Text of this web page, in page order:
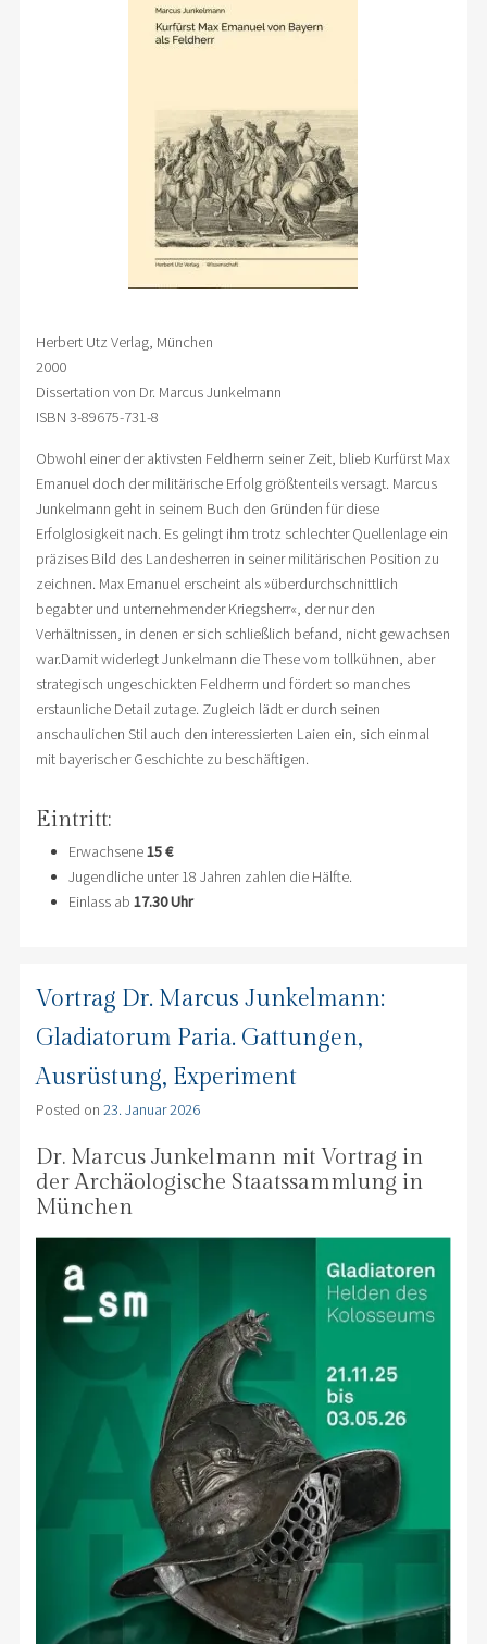
Herbert Utz Verlag, München
2000
Dissertation von Dr. Marcus Junkelmann
ISBN 3-89675-731-8
Obwohl einer der aktivsten Feldherrn seiner Zeit, blieb Kurfürst Max
Emanuel doch der militärische Erfolg größtenteils versagt. Marcus
Junkelmann geht in seinem Buch den Gründen für diese
Erfolglosigkeit nach. Es gelingt ihm trotz schlechter Quellenlage ein
präzises Bild des Landesherren in seiner militärischen Position zu
zeichnen. Max Emanuel erscheint als »überdurchschnittlich
begabter und unternehmender Kriegsherr«, der nur den
Verhältnissen, in denen er sich schließlich befand, nicht gewachsen
war.Damit widerlegt Junkelmann die These vom tollkühnen, aber
strategisch ungeschickten Feldherrn und fördert so manches
erstaunliche Detail zutage. Zugleich lädt er durch seinen
anschaulichen Stil auch den interessierten Laien ein, sich einmal
mit bayerischer Geschichte zu beschäftigen.
Eintritt:
Erwachsene15 €
Jugendliche unter 18 Jahren zahlen die Hälfte.
Einlass ab 17.30 Uhr
Vortrag Dr. Marcus Junkelmann:
Gladiatorum Paria. Gattungen,
Ausrüstung, Experiment
Posted on 23. Januar 2026
Dr. Marcus Junkelmann mit Vortrag in
der Archäologische Staatssammlung in
München